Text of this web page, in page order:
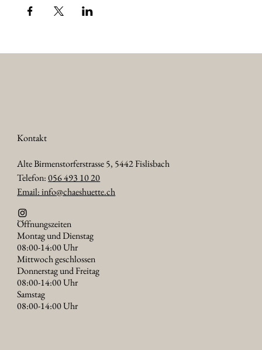
Kontakt
Alte Birmenstorferstrasse 5, 5442 Fislisbach
Telefon:056 493 10 20
Email: info@chaeshuette.ch
Öffnungszeiten
Montag und Dienstag
08:00-14:00 Uhr
Mittwoch geschlossen
Donnerstag und Freitag
08:00-14:00 Uhr
Samstag
08:00-14:00 Uhr